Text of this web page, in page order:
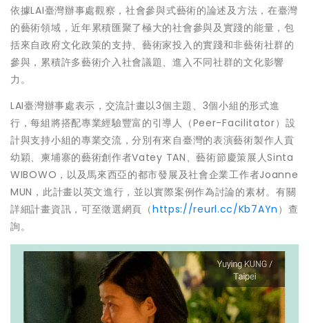
依據LAI臺灣辦事處觀察，社會參與式藝術的論述及方法，在臺灣
的藝術領域，近年累積匯聚了極大的社會參與及實踐的能量，包
括來自政府文化政策的支持、藝術家投入的實踐和非藝術社群的
參與，累積許多藝術介入社會議題、進入不同社群的文化影響
力。
LAI臺灣辦事處表示，交流計畫以3個主題、3個小組的形式進
行，每組將搭配專業經驗豐富的引導人（Peer-Facilitator）設
計與支持小組的專業交流，分別有來自臺灣的表演藝術製作人貢
幼穎、柬埔寨的藝術創作者Vatey TAN、藝術節慶策展人Sinta
WIBOWO，以及馬來西亞的都市發展及社會企業工作者Joanne
MUN，此計畫以英文進行，並以實際案例作為討論的素材。有關
詳細計畫資訊，可至徵選網頁（https://reurl.cc/Kb7AYn ）查
詢。